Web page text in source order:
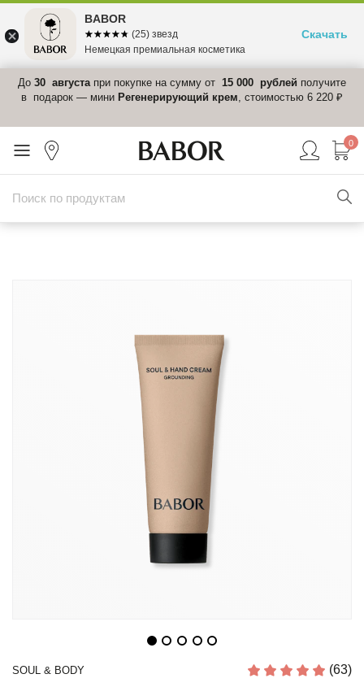
До 30 августапри покупке на сумму от 15 000 рублей получите
в подарок — мини Регенерирующий крем, стоимостью 6 220 ₽
0
SOUL & BODY (63)
BABOR
☆☆☆☆☆
★★★★★ (25) звезд
Немецкая премиальная косметика
Скачать